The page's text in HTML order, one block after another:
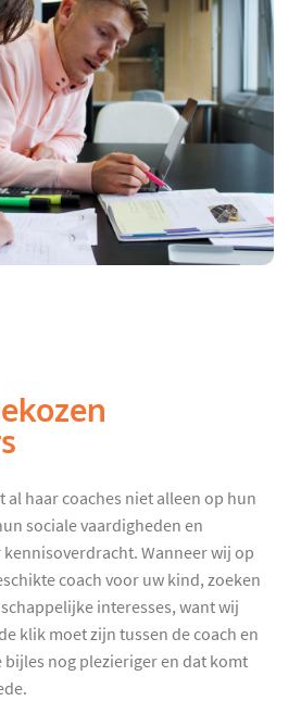
al haar coaches niet alleen op hun
sociale vaardigheden en
Wanneer wij op
coach voor uw kind, zoeken
interesses, want wij
klik moet zijn tussen de coach en
bijles nog plezieriger en dat komt